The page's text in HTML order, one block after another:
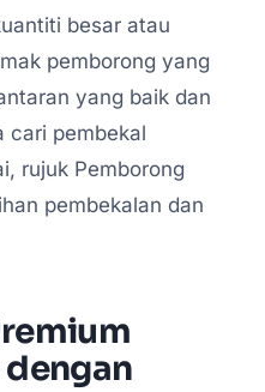
besar atau
pemborong yang
yang baik dan
cari pembekal
rujuk Pemborong
pembekalan dan